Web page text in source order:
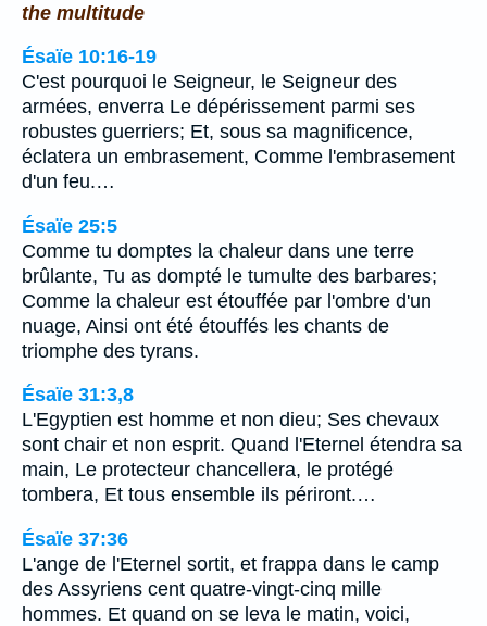
the multitude
Ésaïe 10:16-19
C'est pourquoi le Seigneur, le Seigneur des
armées, enverra Le dépérissement parmi ses
robustes guerriers; Et, sous sa magnificence,
éclatera un embrasement, Comme l'embrasement
d'un feu.…
Ésaïe 25:5
Comme tu domptes la chaleur dans une terre
brûlante, Tu as dompté le tumulte des barbares;
Comme la chaleur est étouffée par l'ombre d'un
nuage, Ainsi ont été étouffés les chants de
triomphe des tyrans.
Ésaïe 31:3,8
L'Egyptien est homme et non dieu; Ses chevaux
sont chair et non esprit. Quand l'Eternel étendra sa
main, Le protecteur chancellera, le protégé
tombera, Et tous ensemble ils périront.…
Ésaïe 37:36
L'ange de l'Eternel sortit, et frappa dans le camp
des Assyriens cent quatre-vingt-cinq mille
hommes. Et quand on se leva le matin, voici,